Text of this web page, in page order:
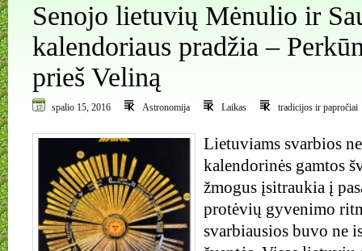
Senojo lietuvių Mėnulio ir
kalendoriaus pradžia –
prieš Veliną
spalio 15, 2016 Astronomija Laikas tradicijos ir papročiai
Lietuviams svarbios
kalendorinės gamtos
žmogus įsitraukia į
protėvių gyvenimo
svarbiausios buvo ne